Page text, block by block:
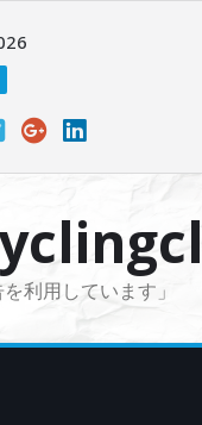
利用しています」